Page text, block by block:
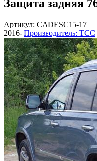
Защита задняя
Артикул: CADESC15-17
2016- Производитель: ТСС